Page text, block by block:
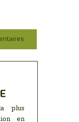
plus
en